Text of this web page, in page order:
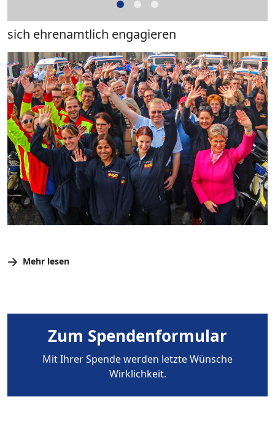
sich ehrenamtlich engagieren
Mehr lesen
Zum Spendenformular
Mit Ihrer Spende werden letzte Wünsche
Wirklichkeit.